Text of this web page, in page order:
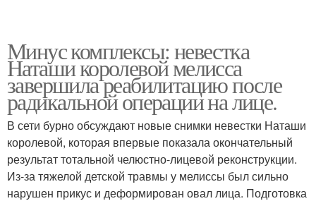
Минус комплексы: невестка
Наташи королевой мелисса
завершила реабилитацию после
радикальной операции на лице.
В сети бурно обсуждают новые снимки невестки Наташи
королевой, которая впервые показала окончательный
результат тотальной челюстно-лицевой реконструкции.
Из-за тяжелой детской травмы у мелиссы был сильно
нарушен прикус и деформирован овал лица. Подготовка